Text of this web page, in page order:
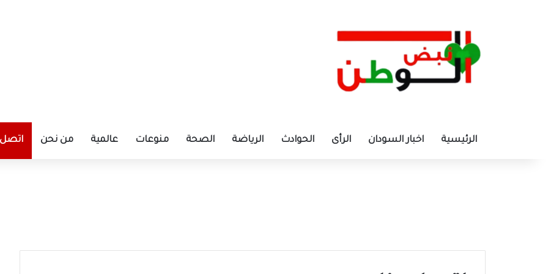
الرئيسية اخبار السودان الرأى الحوادث الرياضة الصحة منوعات عالمية من نحن اتصل